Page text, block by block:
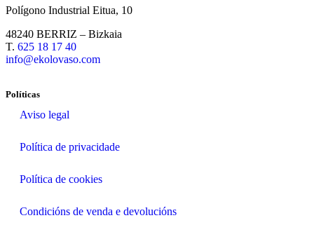
Polígono Industrial Eitua, 10
48240 BERRIZ – Bizkaia
T. 625 18 17 40
info@ekolovaso.com
Políticas
Aviso legal
Política de privacidade
Política de cookies
Condicións de venda e devolucións